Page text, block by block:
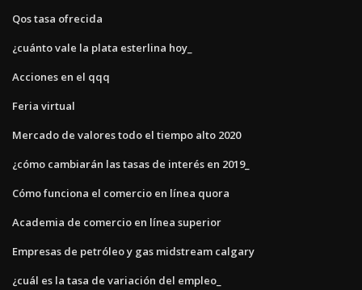
Qos tasa ofrecida
¿cuánto vale la plata esterlina hoy_
Acciones en el qqq
Feria virtual
Mercado de valores todo el tiempo alto 2020
¿cómo cambiarán las tasas de interés en 2019_
Cómo funciona el comercio en línea quora
Academia de comercio en línea superior
Empresas de petróleo y gas midstream calgary
¿cuál es la tasa de variación del empleo_